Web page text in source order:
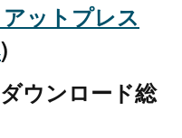
ットプレス
)
ウンロード総